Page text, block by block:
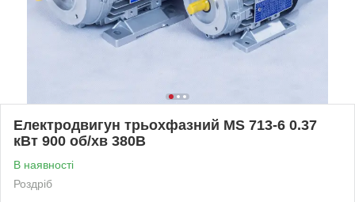
Електродвигун трьохфазний MS 713-6 0.37
кВт 900 об/хв 380В
В наявності
Роздріб